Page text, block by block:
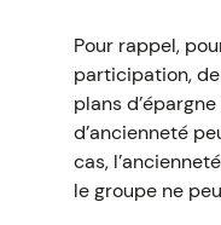
Pour rappel,
participation,
plans
d’ancienneté
cas,
le groupe ne